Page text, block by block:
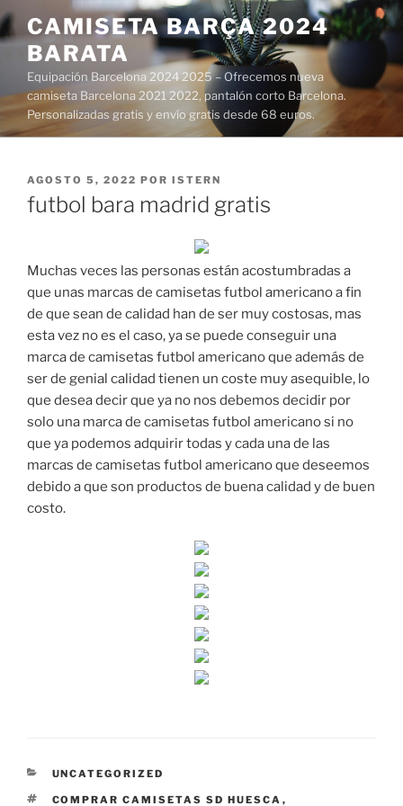
Saltar
al
contenido
CAMISETA BARÇA 2024
BARATA
Equipación Barcelona 2024 2025 – Ofrecemos nueva
camiseta Barcelona 2021 2022, pantalón corto Barcelona.
Personalizadas gratis y envío gratis desde 68 euros.
PUBLICADO
EL
AGOSTO 5, 2022 POR ISTERN
futbol bara madrid gratis
Muchas veces las personas están acostumbradas a
que unas marcas de camisetas futbol americano a fin
de que sean de calidad han de ser muy costosas, mas
esta vez no es el caso, ya se puede conseguir una
marca de camisetas futbol americano que además de
ser de genial calidad tienen un coste muy asequible, lo
que desea decir que ya no nos debemos decidir por
solo una marca de camisetas futbol americano si no
que ya podemos adquirir todas y cada una de las
marcas de camisetas futbol americano que deseemos
debido a que son productos de buena calidad y de buen
costo.
CATEGORÍAS
UNCATEGORIZED
ETIQUETAS
COMPRAR CAMISETAS SD HUESCA ,